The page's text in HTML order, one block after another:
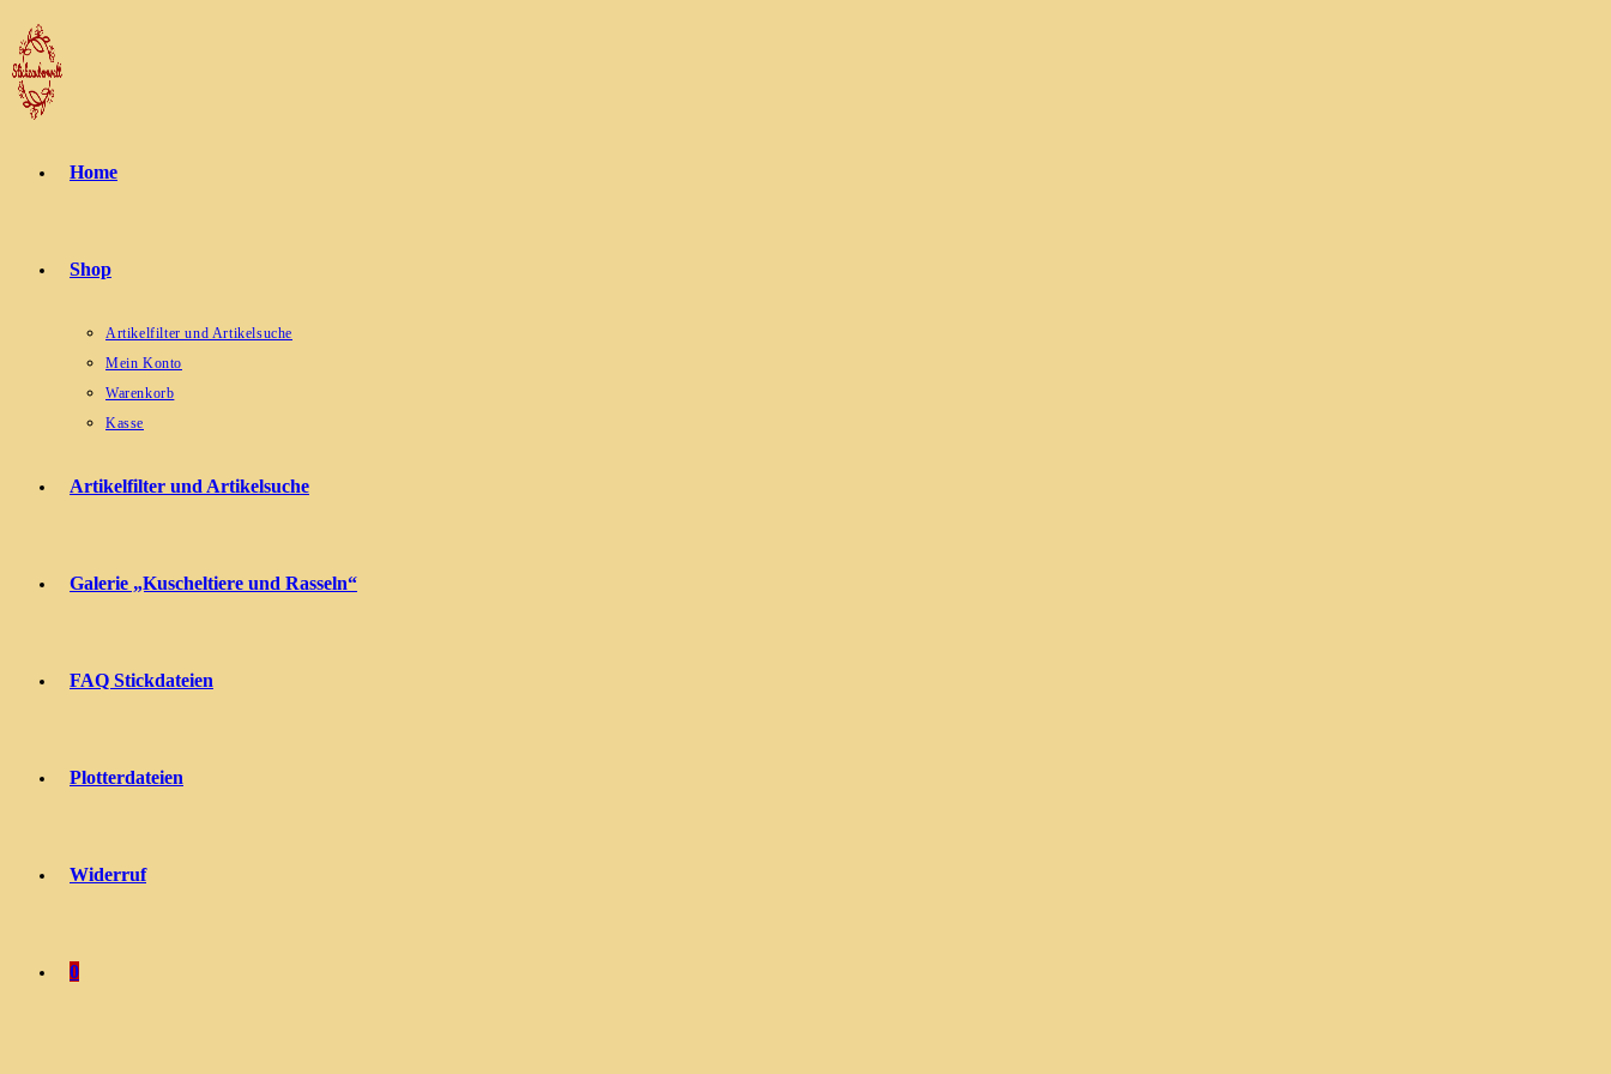
Zum
Inhalt
springen
Home
Shop
Artikelfilter und Artikelsuche
Mein Konto
Warenkorb
Kasse
Artikelfilter und Artikelsuche
Galerie „Kuscheltiere und Rasseln“
FAQ Stickdateien
Plotterdateien
Widerruf
0